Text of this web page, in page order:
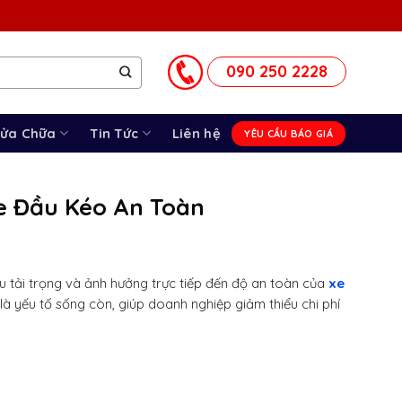
090 250 2228
Chữa Tin Tức Liên hệ YÊU CẦU BÁO GIÁ
Đầu Kéo An Toàn
tải trọng và ảnh hưởng trực tiếp đến độ an toàn của xe
yếu tố sống còn, giúp doanh nghiệp giảm thiểu chi phí